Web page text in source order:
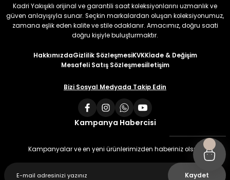
Kadri Yakışıklı orijinal ve garantili saat koleksiyonlarını uzmanlık ve
güven anlayışıyla sunar. Seçkin markalardan oluşan koleksiyonumuz,
zamana eşlik eden kalite ve stile odaklanır. Amacımız, doğru saati
doğru kişiyle buluşturmaktır.
HakkımızdaGizlilik SözleşmesiKVKKİade & Değişim
Mesafeli Satış Sözleşmesiİletişim
Bizi Sosyal Medyada Takip Edin
Kampanya Habercisi
Kampanyalar ve en yeni ürünlerimizden haberiniz olsun
Kaydet